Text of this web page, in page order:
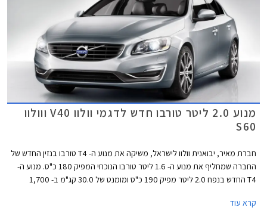
מנוע 2.0 ליטר טורבו חדש לדגמי וולוו V40 ווולוו
S60
חברת מאיר, יבואנית וולוו לישראל, משיקה את מנוע ה- T4 טורבו בנזין החדש של
החברה שמחליף את מנוע ה- 1.6 ליטר טורבו הנוכחי המפיק 180 כ"ס. מנוע ה-
T4 החדש בנפח 2.0 ליטר מפיק 190 כ"ס ומומנט של 30.0 קג"מ ב- 1,700
הילוכים רובוטית כפולת מצמדים ששודכה למנוע ה- 1.6 ליטר היוצא.
קרא עוד